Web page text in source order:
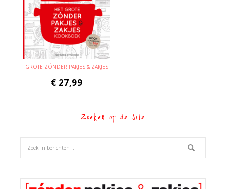
GROTE ZÓNDER PAKJES & ZAKJES
€ 27,99
Zoeken op de site